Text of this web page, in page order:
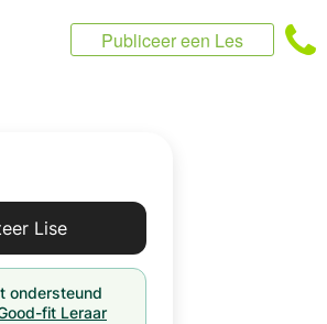
Publiceer een Les
Lise
ondersteund
fit Leraar